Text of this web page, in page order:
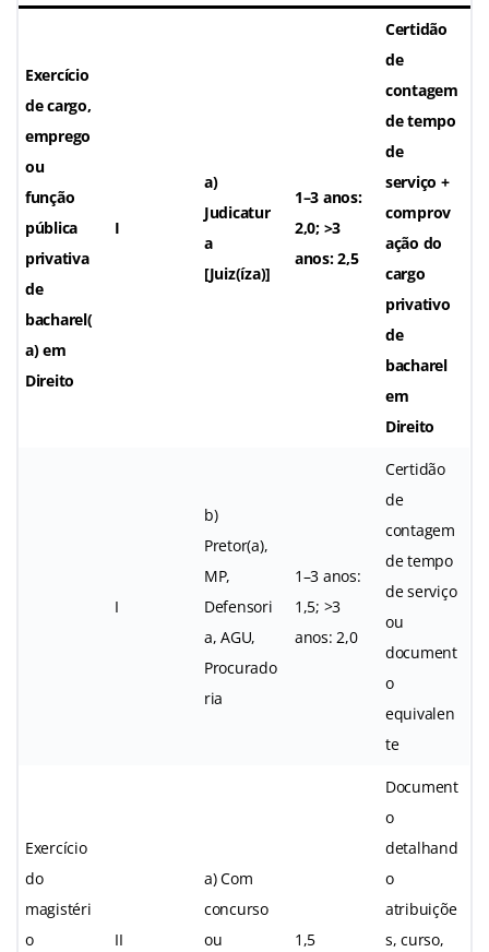
Exercício
de cargo,
emprego
ou
função
pública
privativa
de
bacharel(
a) em
Direito
I
a)
Judicatur
a
[Juiz(íza)]
1–3 anos:
2,0; >3
anos: 2,5
Certidão
de
contagem
de tempo
de
serviço +
comprov
ação do
cargo
privativo
de
bacharel
em
Direito
I
b)
Pretor(a),
MP,
Defensori
a, AGU,
Procurado
ria
1–3 anos:
1,5; >3
anos: 2,0
Certidão
de
contagem
de tempo
de serviço
ou
document
o
equivalen
te
Exercício
do
magistéri
o
II
a) Com
concurso
ou
1,5
Document
o
detalhand
o
atribuiçõe
s, curso,